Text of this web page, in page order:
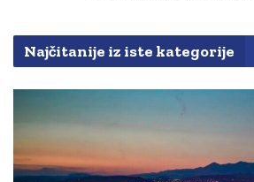
Najčitanije iz iste kategorije